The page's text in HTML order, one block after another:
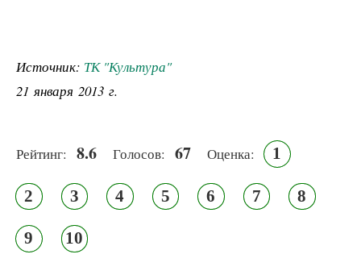
Источник: ТК "Культура"
21 января 2013 г.
Рейтинг: 8.6 Голосов: 67 Оценка: 1
2 3 4 5 6 7 8
9 10